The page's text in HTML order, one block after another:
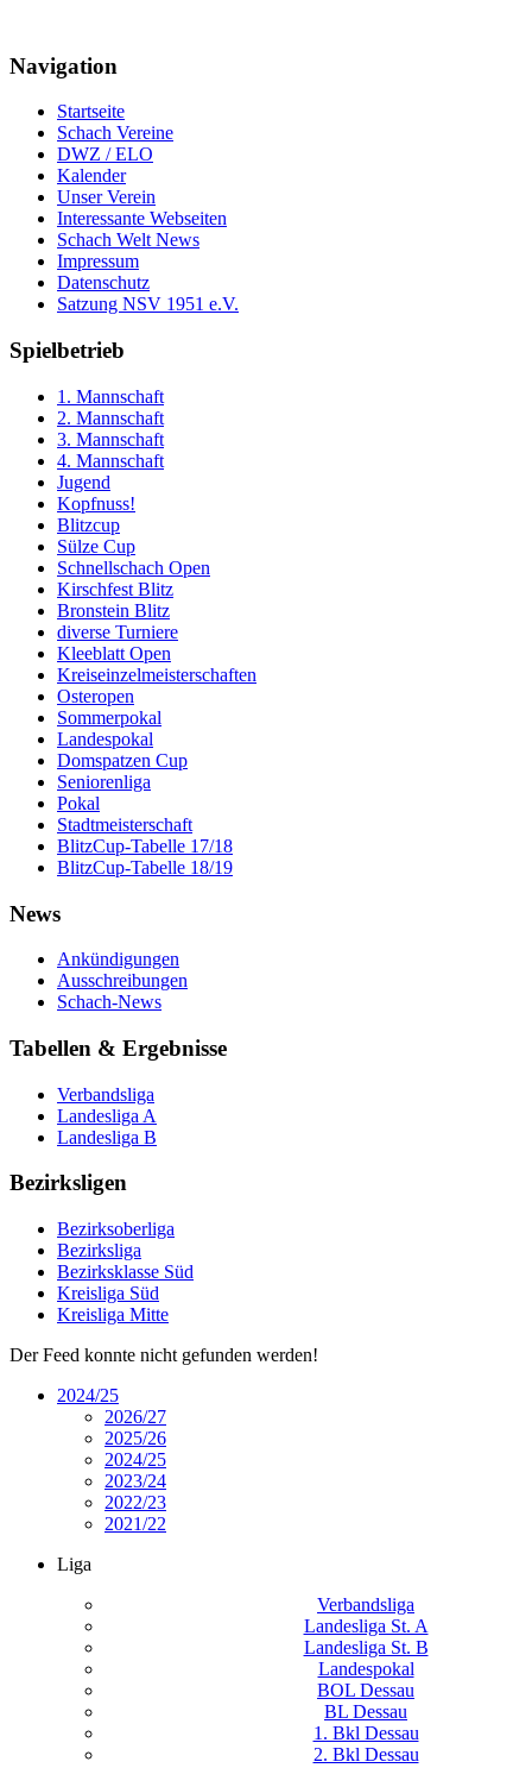
Navigation
Startseite
Schach Vereine
DWZ / ELO
Kalender
Unser Verein
Interessante Webseiten
Schach Welt News
Impressum
Datenschutz
Satzung NSV 1951 e.V.
Spielbetrieb
1. Mannschaft
2. Mannschaft
3. Mannschaft
4. Mannschaft
Jugend
Kopfnuss!
Blitzcup
Sülze Cup
Schnellschach Open
Kirschfest Blitz
Bronstein Blitz
diverse Turniere
Kleeblatt Open
Kreiseinzelmeisterschaften
Osteropen
Sommerpokal
Landespokal
Domspatzen Cup
Seniorenliga
Pokal
Stadtmeisterschaft
BlitzCup-Tabelle 17/18
BlitzCup-Tabelle 18/19
News
Ankündigungen
Ausschreibungen
Schach-News
Tabellen & Ergebnisse
Verbandsliga
Landesliga A
Landesliga B
Bezirksligen
Bezirksoberliga
Bezirksliga
Bezirksklasse Süd
Kreisliga Süd
Kreisliga Mitte
Der Feed konnte nicht gefunden werden!
2024/25
2026/27
2025/26
2024/25
2023/24
2022/23
2021/22
Liga
Verbandsliga
Landesliga St. A
Landesliga St. B
Landespokal
BOL Dessau
BL Dessau
1. Bkl Dessau
2. Bkl Dessau